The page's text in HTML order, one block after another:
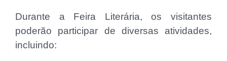
Durante a Feira Literária, os visitantes
poderão participar de diversas atividades,
incluindo: